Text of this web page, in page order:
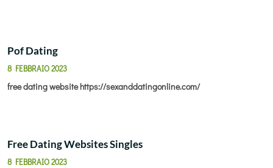
Pof Dating
8 FEBBRAIO 2023
free dating websitehttps://sexanddatingonline.com/
Free Dating Websites Singles
8 FEBBRAIO 2023